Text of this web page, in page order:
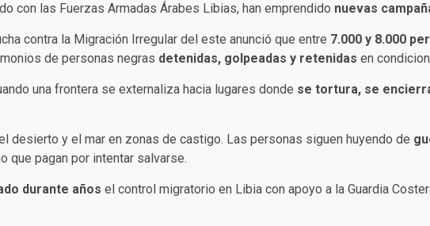
con las Fuerzas Armadas Árabes Libias, han emprendido nuevas
contra la Migración Irregular del este anunció que entre 7.000 y 8.000
de personas negras detenidas, golpeadas y retenidas en
una frontera se externaliza hacia lugares donde se tortura, se
desierto y el mar en zonas de castigo. Las personas siguen huyendo de
que pagan por intentar salvarse.
durante años el control migratorio en Libia con apoyo a la Guardia